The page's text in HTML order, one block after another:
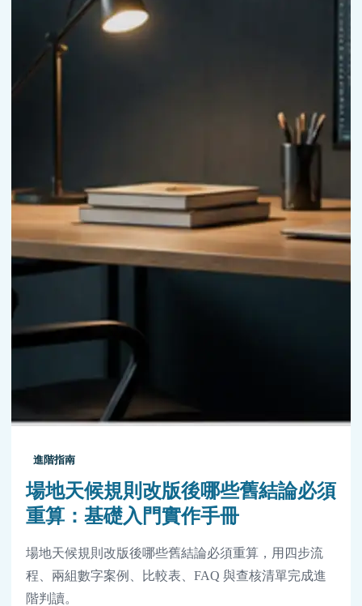
進階指南
場地天候規則改版後哪些舊結論必須
重算：基礎入門實作手冊
場地天候規則改版後哪些舊結論必須重算，用四步流
程、兩組數字案例、比較表、FAQ 與查核清單完成進
階判讀。